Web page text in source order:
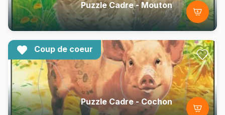
Puzzle Cadre - Mouton
Coup de coeur
Puzzle Cadre - Cochon